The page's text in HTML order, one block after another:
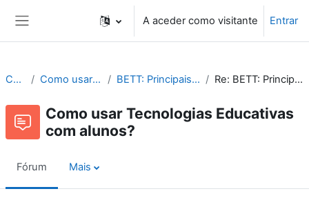
A aceder como visitante Entrar
Cne Recursos Como usar Tecnologias Educativas com alunos? BETT: Principais tendências no uso das Tecnologias Educativas Re: BETT: Principais tendências no uso das Tecnologias Educativas
Como usar Tecnologias Educativas
com alunos?
Fórum Mais